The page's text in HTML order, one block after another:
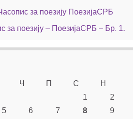
за поезију ПоезијаСРБ
за поезију – ПоезијаСРБ – Бр. 1.
Ч П С
Н
1
2
5 6 7 8
9